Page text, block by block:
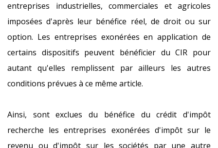
entreprises industrielles, commerciales et agricoles
imposées d'après leur bénéfice réel, de droit ou sur
option. Les entreprises exonérées en application de
certains dispositifs peuvent bénéficier du CIR pour
autant qu'elles remplissent par ailleurs les autres
conditions prévues à ce même article.
Ainsi, sont exclues du bénéfice du crédit d'impôt
recherche les entreprises exonérées d'impôt sur le
revenu ou d'impôt sur les sociétés par une autre